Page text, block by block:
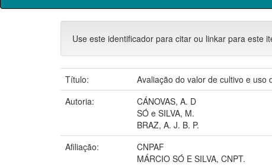
Use este identificador para citar ou linkar para este
Título:
Avaliação do valor de cultivo e
Autoria:
CÁNOVAS, A. D
SÓ e SILVA, M.
BRAZ, A. J. B. P.
Afiliação:
CNPAF
MÁRCIO SÓ E SILVA, CNPT.